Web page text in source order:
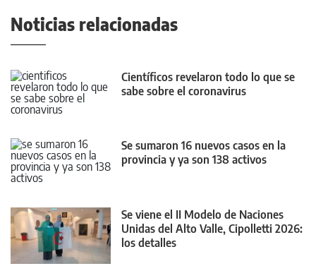
Noticias relacionadas
Científicos revelaron todo lo que se
sabe sobre el coronavirus
Se sumaron 16 nuevos casos en la
provincia y ya son 138 activos
Se viene el II Modelo de Naciones
Unidas del Alto Valle, Cipolletti 2026:
los detalles